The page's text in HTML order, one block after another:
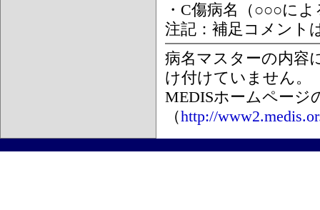
・C傷病名（○○○に
注記：補足コメント
病名マスターの内容
け付けていません。
MEDISホームページ
（http://